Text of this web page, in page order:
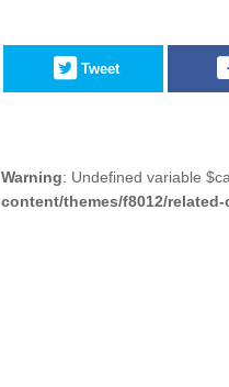
Tweet
Warning: Undefined variable
content/themes/f8012/related-